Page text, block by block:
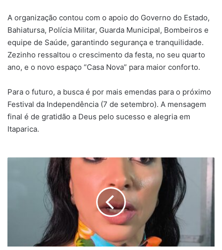
A organização contou com o apoio do Governo do Estado,
Bahiatursa, Polícia Militar, Guarda Municipal, Bombeiros e
equipe de Saúde, garantindo segurança e tranquilidade.
Zezinho ressaltou o crescimento da festa, no seu quarto
ano, e o novo espaço “Casa Nova” para maior conforto.
Para o futuro, a busca é por mais emendas para o próximo
Festival da Independência (7 de setembro). A mensagem
final é de gratidão a Deus pelo sucesso e alegria em
Itaparica.
Aquecimento